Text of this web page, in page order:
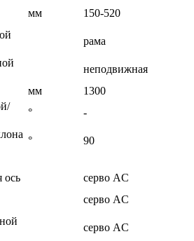
мм
150-520
рама
неподвижная
мм
1300
°
-
°
90
ось
серво AC
серво AC
серво AC